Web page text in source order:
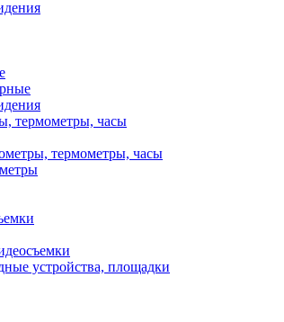
термометры, часы
термометры, часы
устройства, площадки